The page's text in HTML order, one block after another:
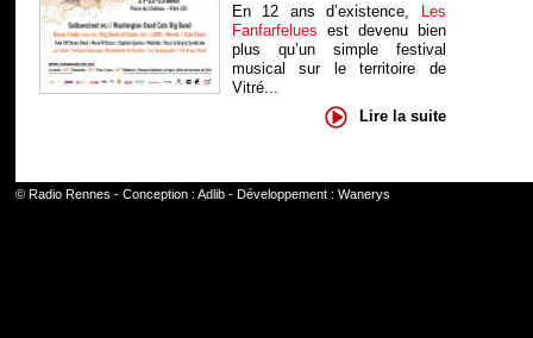
En 12 ans d’existence, Les
Fanfarfelues est devenu bien
plus qu’un simple festival
musical sur le territoire de
Vitré...
Lire la suite
© Radio Rennes - Conception : Adlib- Développement : Wanerys